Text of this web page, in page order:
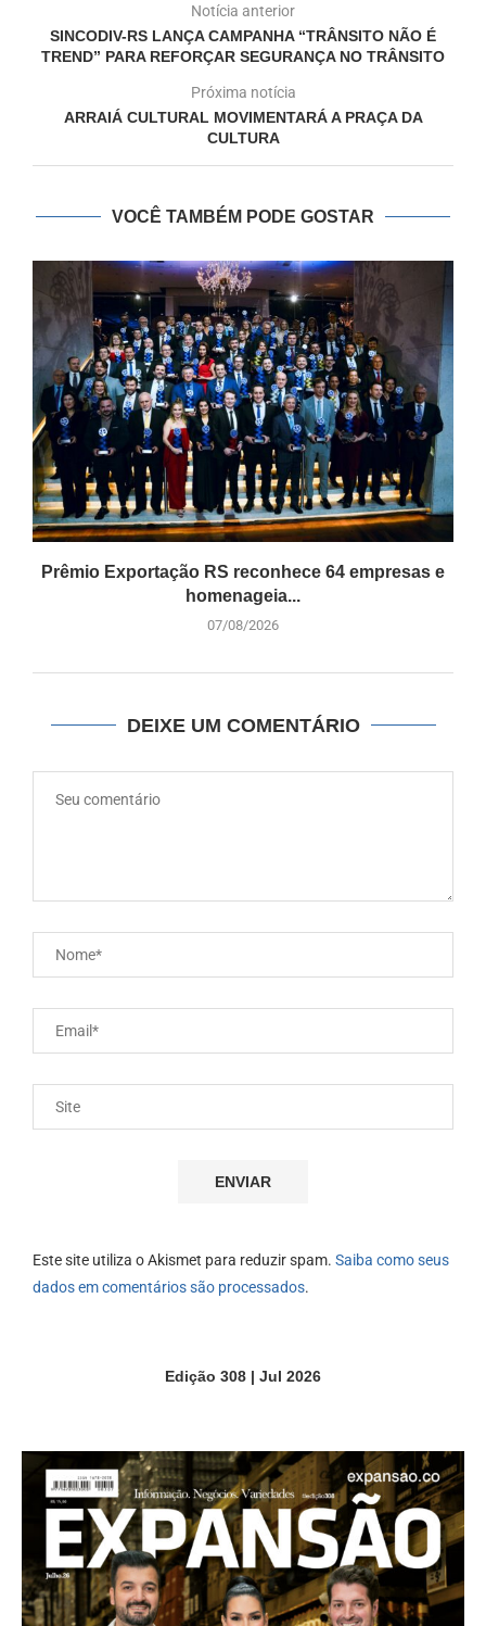
Notícia anterior
SINCODIV-RS LANÇA CAMPANHA “TRÂNSITO NÃO É
TREND” PARA REFORÇAR SEGURANÇA NO TRÂNSITO
Próxima notícia
ARRAIÁ CULTURAL MOVIMENTARÁ A PRAÇA DA
CULTURA
VOCÊ TAMBÉM PODE GOSTAR
Prêmio Exportação RS reconhece 64 empresas e
homenageia...
07/08/2026
DEIXE UM COMENTÁRIO
Este site utiliza o Akismet para reduzir spam. Saiba como seus
dados em comentários são processados.
Edição 308 | Jul 2026